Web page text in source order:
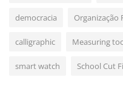
democracia Organização
calligraphic Measuring
smart watch School Cut